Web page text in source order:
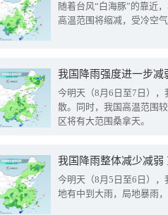
随着台风“白海豚”的靠近
高温范围将缩减，受冷空
今明天（8月6日至7日）
散。同时，我国高温范围
区将有大范围桑拿天。
我国降雨整体减少减弱
今明天（8月5日至6日）
地有中到大雨，局地暴雨